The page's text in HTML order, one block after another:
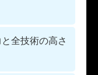
全技術の高さ